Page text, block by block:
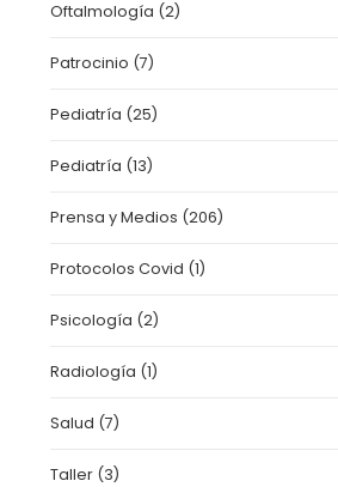
Oftalmología (2)
Patrocinio (7)
Pediatría (25)
Pediatría (13)
Prensa y Medios (206)
Protocolos Covid (1)
Psicología (2)
Radiología (1)
Salud (7)
Taller (3)